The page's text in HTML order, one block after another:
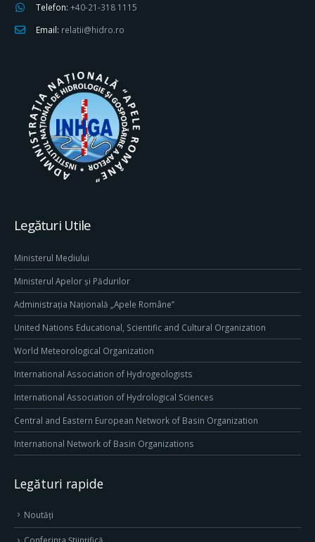
Telefon: +40-21-318 1115
Email: relatii@hidro.ro
Legături Utile
Ministerul Mediului
Ministerul Apelor și Pădurilor
Administrația Națională „Apele Române”
United Nations Educational, Scientific and Cultural Organization
World Meteorological Organization
International Association of Hydrogeologists
International Association of Hydrological Sciences
Central and Eastern European Network of Basin Organization
International Network of Basin Organizations
Legături rapide
Noutăți